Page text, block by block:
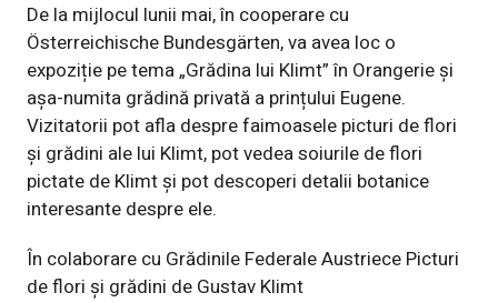
De la mijlocul lunii mai, în cooperare cu
Österreichische Bundesgärten, va avea loc o
expoziție pe tema „Grădina lui Klimt” în Orangerie și
așa-numita grădină privată a prințului Eugene.
Vizitatorii pot afla despre faimoasele picturi de flori
și grădini ale lui Klimt, pot vedea soiurile de flori
pictate de Klimt și pot descoperi detalii botanice
interesante despre ele.
În colaborare cu Grădinile Federale Austriece Picturi
de flori și grădini de Gustav Klimt